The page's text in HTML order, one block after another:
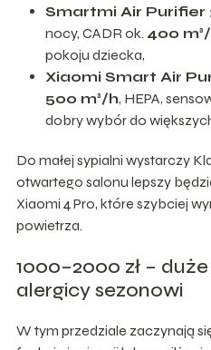
Smartmi Air Purifier
nocy, CADR ok. 400
pokoju dziecka,
Xiaomi Smart Air
500 m³/h, HEPA,
dobry wybór do
Do małej sypialni wystarczy
otwartego salonu lepszy
Xiaomi 4 Pro, które szybciej
powietrza.
1000–2000 zł –
alergicy sezonowi
W tym przedziale zaczynają